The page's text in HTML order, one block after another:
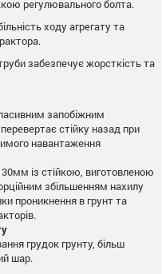
регулювального болта.
ходу агрегату та
забезпечує жорсткість та
запобіжним
стійку назад при
навантаження
із стійкою, виготовленою
збільшенням нахилу
проникнення в грунт та
грудок грунту, більш
шар.